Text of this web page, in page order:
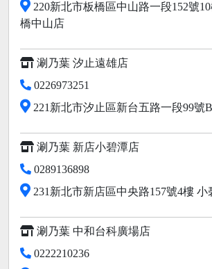
220新北市板橋區中山路一段152號
橋中山店
涮乃葉 汐止遠雄店
0226973251
221新北市汐止區新台五路一段99號
涮乃葉 新店小碧潭店
0289136898
231新北市新店區中央路157號4樓 小
涮乃葉 中和台科廣場店
0222210236